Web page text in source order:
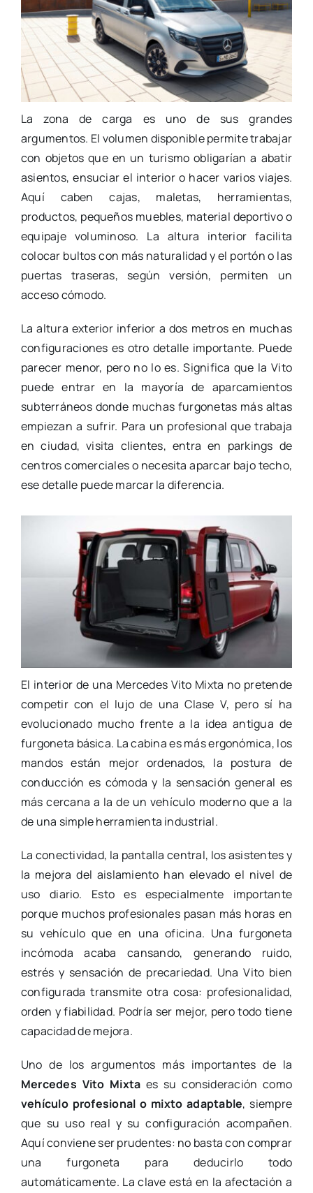
La zona de carga es uno de sus grandes
argumentos. El volumen disponible permite trabajar
con objetos que en un turismo obligarían a abatir
asientos, ensuciar el interior o hacer varios viajes.
Aquí caben cajas, maletas, herramientas,
productos, pequeños muebles, material deportivo o
equipaje voluminoso. La altura interior facilita
colocar bultos con más naturalidad y el portón o las
puertas traseras, según versión, permiten un
acceso cómodo.
La altura exterior inferior a dos metros en muchas
configuraciones es otro detalle importante. Puede
parecer menor, pero no lo es. Significa que la Vito
puede entrar en la mayoría de aparcamientos
subterráneos donde muchas furgonetas más altas
empiezan a sufrir. Para un profesional que trabaja
en ciudad, visita clientes, entra en parkings de
centros comerciales o necesita aparcar bajo techo,
ese detalle puede marcar la diferencia.
El interior de una Mercedes Vito Mixta no pretende
competir con el lujo de una Clase V, pero sí ha
evolucionado mucho frente a la idea antigua de
furgoneta básica. La cabina es más ergonómica, los
mandos están mejor ordenados, la postura de
conducción es cómoda y la sensación general es
más cercana a la de un vehículo moderno que a la
de una simple herramienta industrial.
La conectividad, la pantalla central, los asistentes y
la mejora del aislamiento han elevado el nivel de
uso diario. Esto es especialmente importante
porque muchos profesionales pasan más horas en
su vehículo que en una oficina. Una furgoneta
incómoda acaba cansando, generando ruido,
estrés y sensación de precariedad. Una Vito bien
configurada transmite otra cosa: profesionalidad,
orden y fiabilidad. Podría ser mejor, pero todo tiene
capacidad de mejora.
Uno de los argumentos más importantes de la
Mercedes Vito Mixta es su consideración como
vehículo profesional o mixto adaptable, siempre
que su uso real y su configuración acompañen.
Aquí conviene ser prudentes: no basta con comprar
una furgoneta para deducirlo todo
automáticamente. La clave está en la afectación a